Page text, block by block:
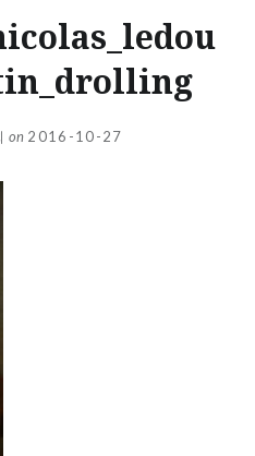
on 2016-10-27